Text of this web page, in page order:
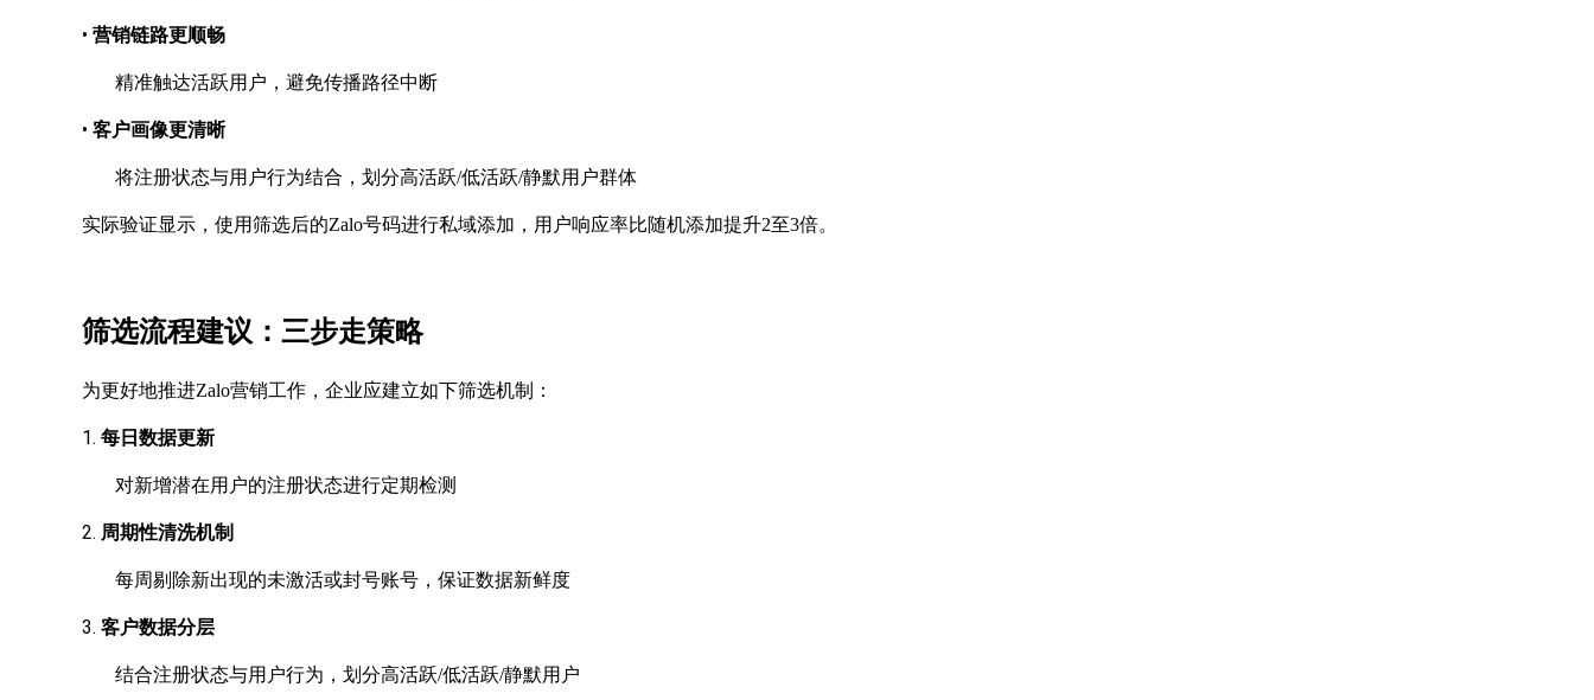
• 营销链路更顺畅
精准触达活跃用户，避免传播路径中断
• 客户画像更清晰
将注册状态与用户行为结合，划分高活跃/低活跃/静默用户群体
实际验证显示，使用筛选后的Zalo号码进行私域添加，用户响应率比随机添加提升2至3倍。
筛选流程建议：三步走策略
为更好地推进Zalo营销工作，企业应建立如下筛选机制：
1. 每日数据更新
对新增潜在用户的注册状态进行定期检测
2. 周期性清洗机制
每周剔除新出现的未激活或封号账号，保证数据新鲜度
3. 客户数据分层
结合注册状态与用户行为，划分高活跃/低活跃/静默用户